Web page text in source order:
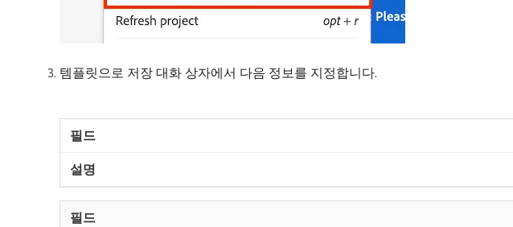
템플릿으로 저장 대화 상자에서 다음 정보를 지정합니다.